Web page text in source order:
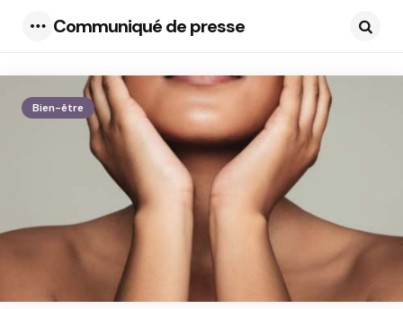
Communiqué de presse
Bien-être